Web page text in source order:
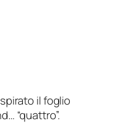
il foglio
“quattro”.